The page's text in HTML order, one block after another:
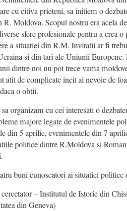
cu citiva prieteni, sa initiem o
Moldova. Scopul nostru era acela
sfere profesionale pentru a crea
a situatiei din R.M. Invitatii ar fi
si din tari ale Uniunii Europene.
dintre noi nu pot trece vama
atit de complicate incit ai nevoie de
o obtii.
organizam cu cei interesati o
majore legate de evenimentele
din 5 aprilie, evenimentele din 7
politice dintre R.Moldova si
buni cunoscatori ai situatiei
– Institutul de Istorie din
din Geneva)